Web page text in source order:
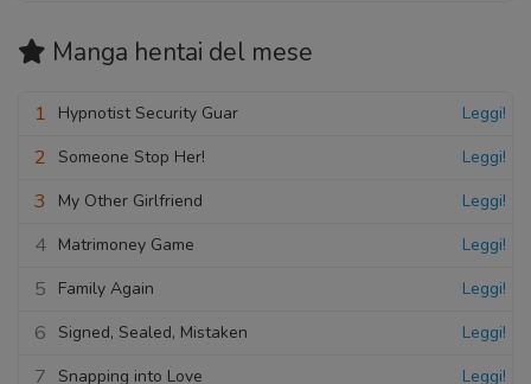
Manga hentai del mese
1 Hypnotist Security Guar Leggi!
2 Someone Stop Her! Leggi!
3 My Other Girlfriend Leggi!
4 Matrimoney Game Leggi!
5 Family Again Leggi!
6 Signed, Sealed, Mistaken Leggi!
7 Snapping into Love Leggi!